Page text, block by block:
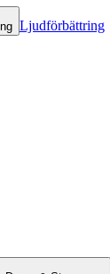
Ljudförbättring